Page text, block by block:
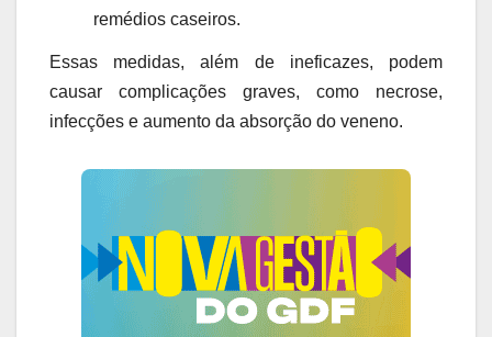
remédios caseiros.
Essas medidas, além de ineficazes, podem
causar complicações graves, como necrose,
infecções e aumento da absorção do veneno.